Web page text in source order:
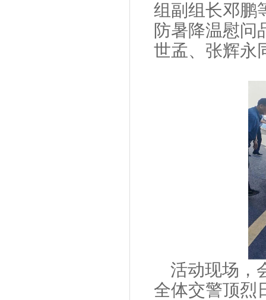
组副组长邓鹏
防暑降温慰问
世孟、张辉永
活动现场，
全体交警顶烈